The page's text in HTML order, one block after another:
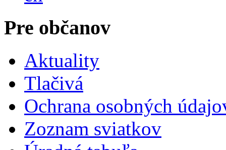
Pre občanov
Aktuality
Tlačivá
Ochrana osobných
Zoznam sviatkov